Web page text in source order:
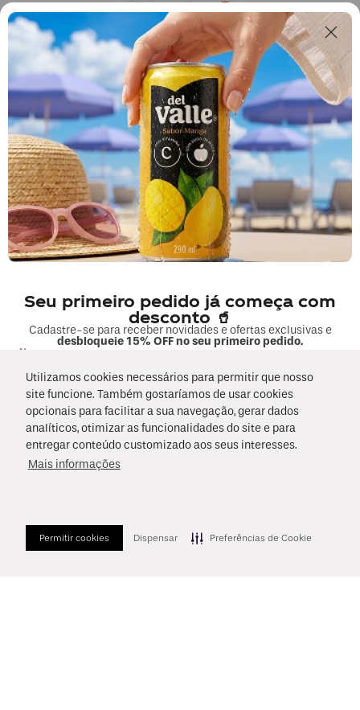
Utilizamos cookies necessários para permitir que nosso
site funcione. Também gostaríamos de usar cookies
opcionais para facilitar a sua navegação, gerar dados
analíticos, otimizar as funcionalidades do site e para
entregar conteúdo customizado aos seus interesses.
Mais informações
Permitir cookies Dispensar Preferências de Cookie
Seu primeiro pedido já começa com
desconto 🥤
Cadastre-se para receber novidades e ofertas exclusivas e
desbloqueie 15% OFF no seu primeiro pedido.
Nome
E-mail
Data de Nascimento
Cadastrar!
Complete sua compra
FANTA
Fanta Laranja Zero
350ml Lata
R$ 2,69 ASSINATURA+